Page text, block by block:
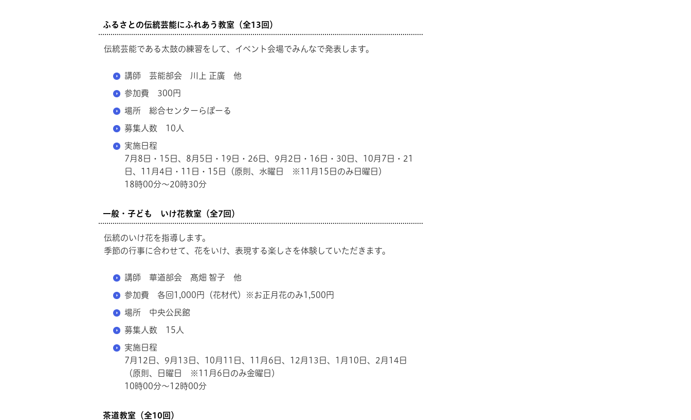
ふるさとの伝統芸能にふれあう教室（全13回）
伝統芸能である太鼓の練習をして、イベント会場でみんなで発表します。
講師 芸能部会 川上 正廣 他
参加費 300円
場所 総合センターらぽーる
募集人数 10人
実施日程
7月8日・15日、8月5日・19日・26日、9月2日・16日・30日、10月7日・21
日、11月4日・11日・15日（原則、水曜日 ※11月15日のみ日曜日）
18時00分～20時30分
一般・子ども いけ花教室（全7回）
伝統のいけ花を指導します。
季節の行事に合わせて、花をいけ、表現する楽しさを体験していただきます。
講師 華道部会 髙畑 智子 他
参加費 各回1,000円（花材代）※お正月花のみ1,500円
場所 中央公民館
募集人数 15人
実施日程
7月12日、9月13日、10月11日、11月6日、12月13日、1月10日、2月14日
（原則、日曜日 ※11月6日のみ金曜日）
10時00分～12時00分
茶道教室（全10回）